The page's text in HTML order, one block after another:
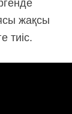
жақсы
тиіс.